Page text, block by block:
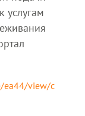
услугам
ea44/view/c